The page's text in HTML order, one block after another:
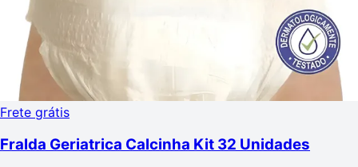
Frete grátis
Fralda Geriatrica Calcinha Kit 32 Unidades